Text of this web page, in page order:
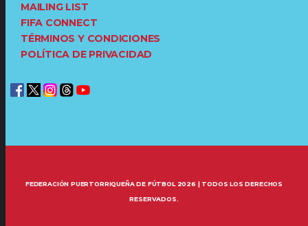
MAILING LIST
FIFA CONNECT
TÉRMINOS Y CONDICIONES
POLÍTICA DE PRIVACIDAD
FEDERACIÓN PUERTORRIQUEÑA DE FÚTBOL 2026 | TODOS LOS DERECHOS
RESERVADOS.